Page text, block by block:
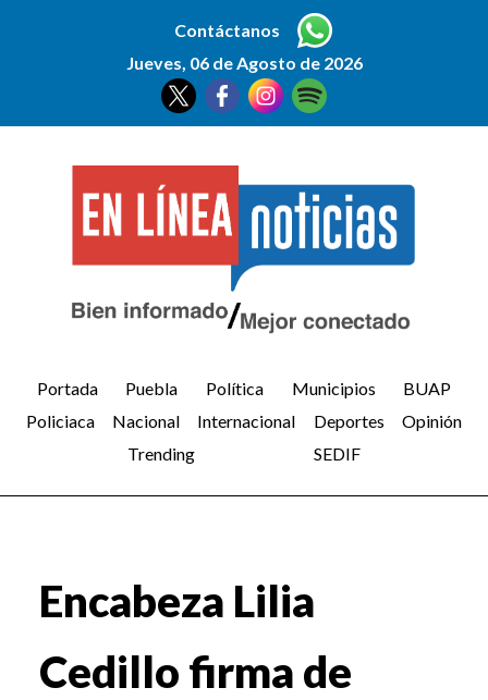
Contáctanos
Jueves, 06 de Agosto de 2026
Portada Puebla Política Municipios
BUAP
Policiaca
Nacional Internacional Deportes
Opinión
Trending
SEDIF
Encabeza Lilia
Cedillo firma de